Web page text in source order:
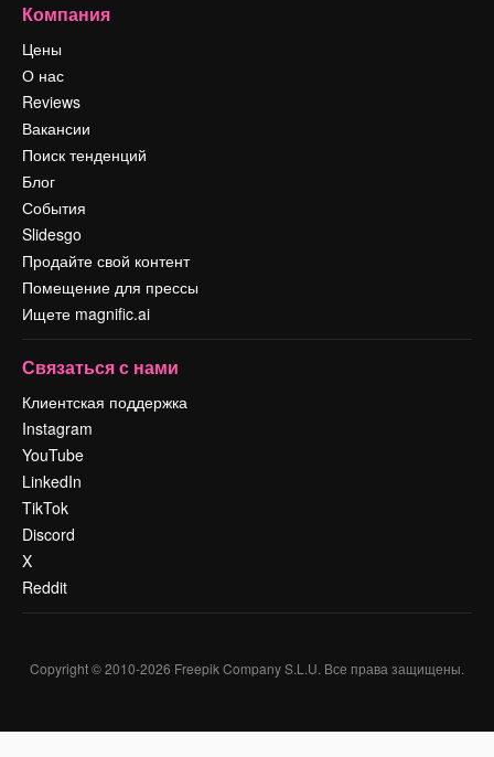
Компания
Цены
О нас
Reviews
Вакансии
Поиск тенденций
Блог
События
Slidesgo
Продайте свой контент
Помещение для прессы
Ищете magnific.ai
Связаться с нами
Клиентская поддержка
Instagram
YouTube
LinkedIn
TikTok
Discord
X
Reddit
Copyright © 2010-2026 Freepik Company S.L.U. Все права защищены.